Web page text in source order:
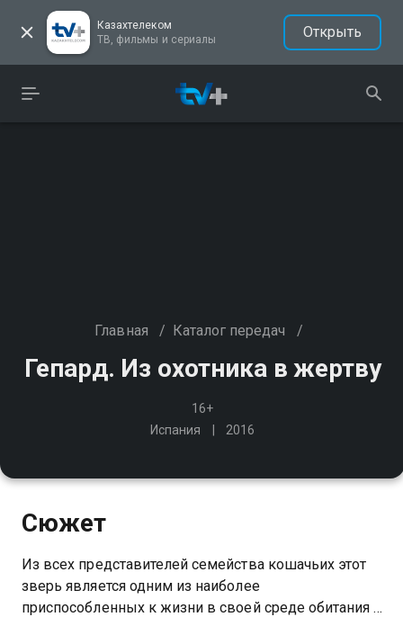
Казахтелеком
ТВ, фильмы и сериалы
Открыть
Главная / Каталог передач /
Гепард. Из охотника в жертву
16+
Испания
2016
Сюжет
Из всех представителей семейства кошачьих этот
зверь является одним из наиболее
приспособленных к жизни в своей среде обитания -